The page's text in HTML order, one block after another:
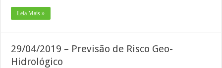
Leia Mais »
29/04/2019 – Previsão de Risco Geo-
Hidrológico